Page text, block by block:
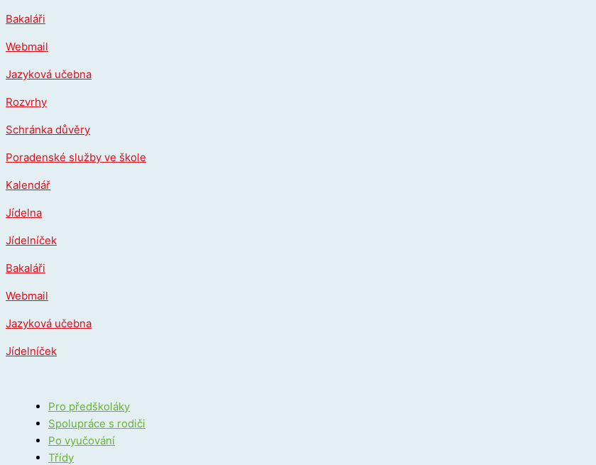
na
obsah
Bakaláři
Webmail
Jazyková učebna
Rozvrhy
Schránka důvěry
Poradenské služby ve škole
Kalendář
Jídelna
Jídelníček
Bakaláři
Webmail
Jazyková učebna
Jídelníček
Pro předškoláky
Spolupráce s rodiči
Po vyučování
Třídy